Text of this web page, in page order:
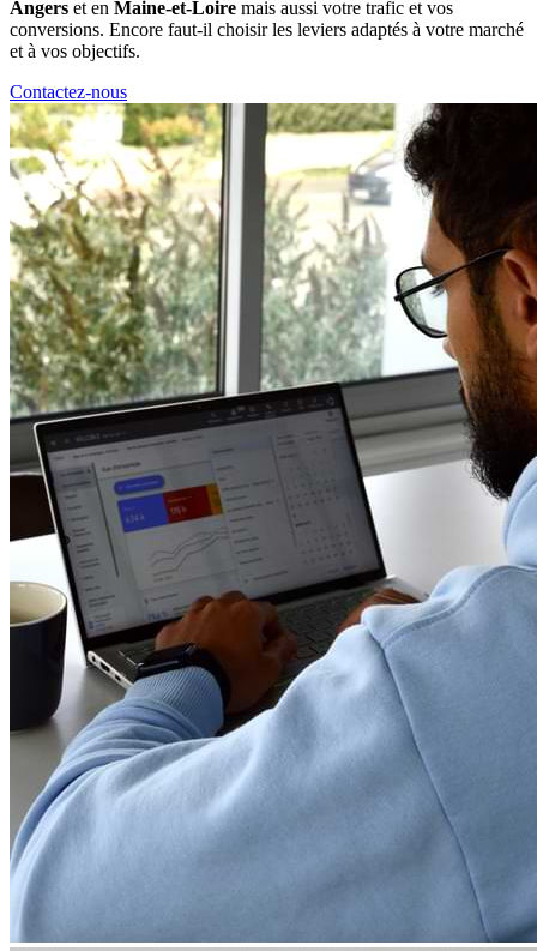
Angers et en Maine-et-Loire mais aussi votre trafic et vos
conversions. Encore faut-il choisir les leviers adaptés à votre marché
et à vos objectifs.
Contactez-nous